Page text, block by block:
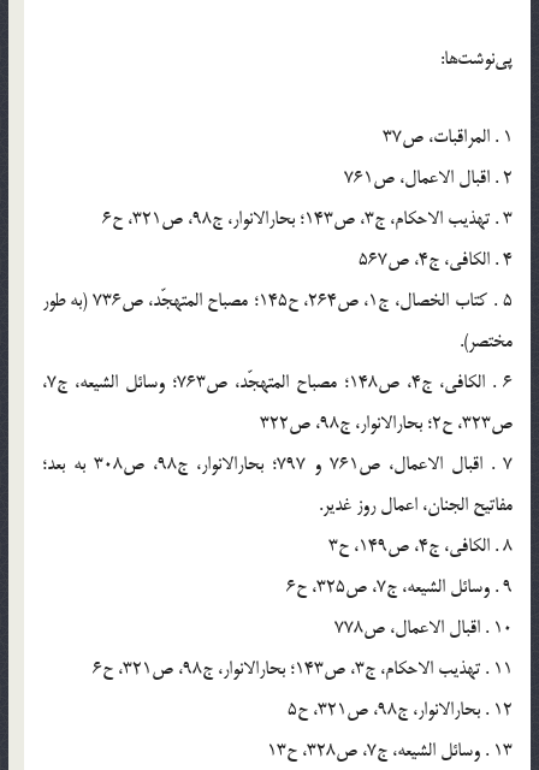
پی‌نوشت‌ها:
1 . المراقبات، ص37
2 . اقبال الاعمال، ص761
3 . تهذيب الاحكام، ج3، ص143؛ بحارالانوار، ج98، ص321، ح6
4 . الكافى، ج4، ص567
5 . كتاب الخصال، ج1، ص264، ح145؛ مصباح المتهجّد، ص736 (به طور
مختصر).
6 . الكافى، ج4، ص148؛ مصباح المتهجّد، ص763؛ وسائل الشيعه، ج7،
ص323، ح2؛ بحارالانوار، ج98، ص322
7 . اقبال الاعمال، ص761 و 797؛ بحارالانوار، ج98، ص308 به بعد؛
مفاتيح الجنان، اعمال روز غدير.
8 . الكافى، ج4، ص149، ح3
9 . وسائل الشيعه، ج7، ص325، ح6
10 . اقبال الاعمال، ص778
11 . تهذيب الاحكام، ج3، ص143؛ بحارالانوار، ج98، ص321، ح6
12 . بحارالانوار، ج98، ص321، ح5
13 . وسائل الشيعه، ج7، ص328، ح13